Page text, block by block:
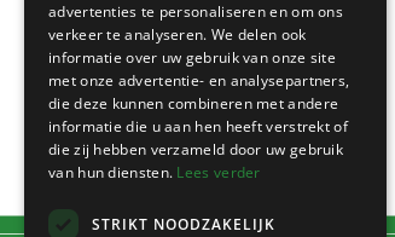
advertenties te personaliseren en om ons
verkeer te analyseren. We delen ook
informatie over uw gebruik van onze site
met onze advertentie- en analysepartners,
die deze kunnen combineren met andere
informatie die u aan hen heeft verstrekt of
die zij hebben verzameld door uw gebruik
van hun diensten. Lees verder
STRIKT NOODZAKELIJK